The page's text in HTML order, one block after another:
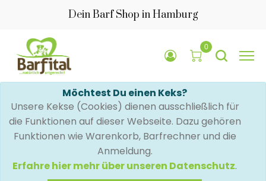
Dein Barf Shop in Hamburg
0
Möchtest Du einen Keks?
Unsere Kekse (Cookies) dienen ausschließlich für
die Funktionen auf dieser Webseite. Dazu gehören
Funktionen wie Warenkorb, Barfrechner und die
Anmeldung.
Erfahre hier mehr über unseren Datenschutz.